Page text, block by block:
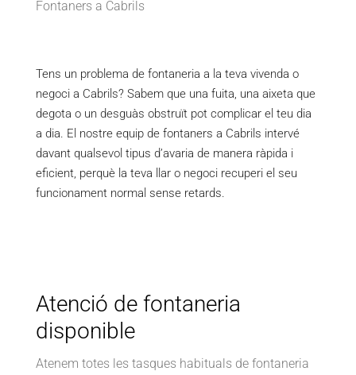
Fontaners a Cabrils
Tens un problema de fontaneria a la teva vivenda o
negoci a Cabrils? Sabem que una fuita, una aixeta que
degota o un desguàs obstruït pot complicar el teu dia
a dia. El nostre equip de fontaners a Cabrils intervé
davant qualsevol tipus d’avaria de manera ràpida i
eficient, perquè la teva llar o negoci recuperi el seu
funcionament normal sense retards.
Atenció de fontaneria
disponible
Atenem totes les tasques habituals de fontaneria